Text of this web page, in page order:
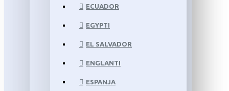
ECUADOR
EGYPTI
EL SALVADOR
ENGLANTI
ESPANJA